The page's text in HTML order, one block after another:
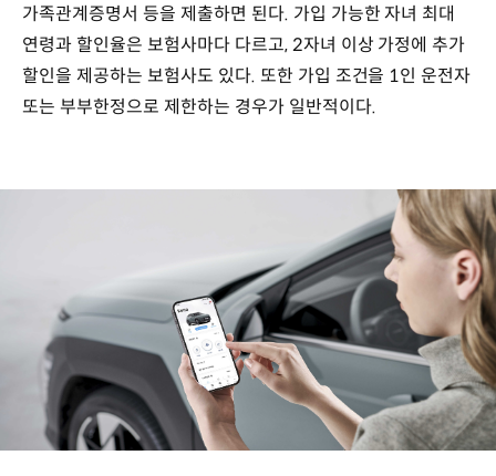
가족관계증명서 등을 제출하면 된다. 가입 가능한 자녀 최대
연령과 할인율은 보험사마다 다르고, 2자녀 이상 가정에 추가
할인을 제공하는 보험사도 있다. 또한 가입 조건을 1인 운전자
또는 부부한정으로 제한하는 경우가 일반적이다.